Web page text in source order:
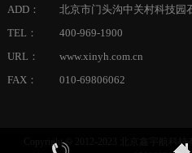
ADD：
北京市门头沟中关村科技园
TEL：
400-969-1900
URL：
www.xinyh.com.cn
FAX：
010-69806062
Copyright © 2012-2023 北京鑫宇航科